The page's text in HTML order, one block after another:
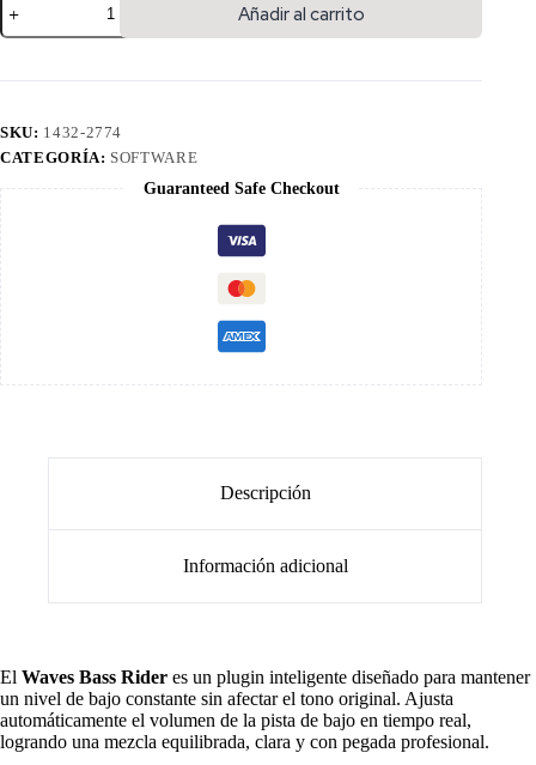
Añadir al carrito
SKU: 1432-2774
CATEGORÍA: SOFTWARE
Guaranteed Safe Checkout
Descripción
Información adicional
El Waves Bass Rider es un plugin inteligente diseñado para mantener
un nivel de bajo constante sin afectar el tono original. Ajusta
automáticamente el volumen de la pista de bajo en tiempo real,
logrando una mezcla equilibrada, clara y con pegada profesional.